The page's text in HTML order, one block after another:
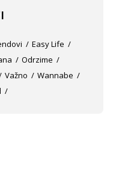
Easy Life
Odrzime
Važno
Wannabe